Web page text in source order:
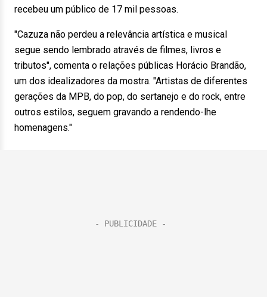
recebeu um público de 17 mil pessoas.
"Cazuza não perdeu a relevância artística e musical
segue sendo lembrado através de filmes, livros e
tributos", comenta o relações públicas Horácio Brandão,
um dos idealizadores da mostra. "Artistas de diferentes
gerações da MPB, do pop, do sertanejo e do rock, entre
outros estilos, seguem gravando a rendendo-lhe
homenagens."